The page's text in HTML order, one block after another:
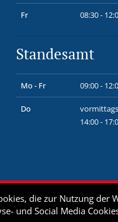
Fr 08:30 -
Standesamt
Mo - Fr 09:00 -
Do
14:00 -
die zur Nutzung
und Social Media